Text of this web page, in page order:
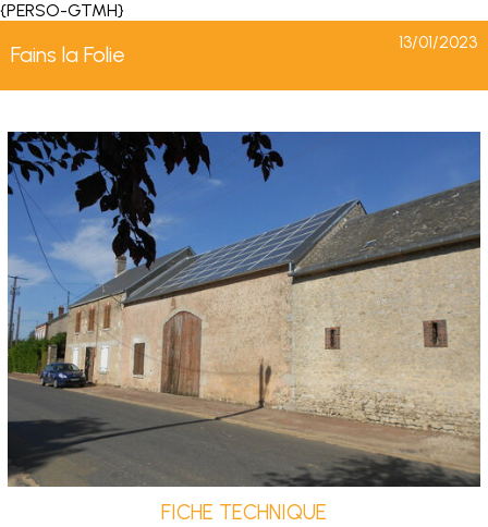
{PERSO-GTMH}
Fains la Folie 13/01/2023
FICHE TECHNIQUE